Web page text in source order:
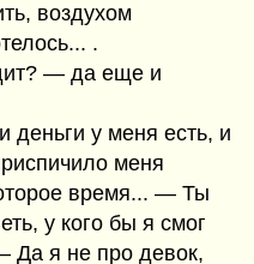
воздухом
.
— да еще и
у меня есть, и
меня
время... — Ты
у кого бы я смог
Да я не про девок,